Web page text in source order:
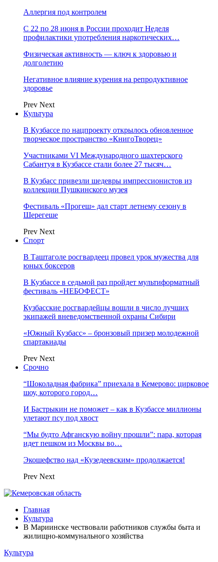
Аллергия под контролем
С 22 по 28 июня в России проходит Неделя
профилактики употребления наркотических…
Физическая активность — ключ к здоровью и
долголетию
Негативное влияние курения на репродуктивное
здоровье
Prev Next
Культура
В Кузбассе по нацпроекту открылось обновленное
творческое пространство «КнигоТворец»
Участниками VI Международного шахтерского
Сабантуя в Кузбассе стали более 27 тысяч…
В Кузбасс привезли шедевры импрессионистов из
коллекции Пушкинского музея
Фестиваль «Прогеш» дал старт летнему сезону в
Шерегеше
Prev Next
Спорт
В Таштаголе росгвардеец провел урок мужества для
юных боксеров
В Кузбассе в седьмой раз пройдет мультиформатный
фестиваль «НЕБОФЕСТ»
Кузбасские росгвардейцы вошли в число лучших
экипажей вневедомственной охраны Сибири
«Южный Кузбасс» – бронзовый призер молодежной
спартакиады
Prev Next
Срочно
“Шоколадная фабрика” приехала в Кемерово: цирковое
шоу, которого город…
И Бастрыкин не поможет – как в Кузбассе миллионы
улетают псу под хвост
“Мы будто Афганскую войну прошли”: пара, которая
идет пешком из Москвы во…
Экошефство над «Кузедеевским» продолжается!
Prev Next
Главная
Культура
В Мариинске чествовали работников службы быта и
жилищно-коммунального хозяйства
Культура